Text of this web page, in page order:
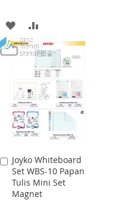
ADD
TO
WISH
LIST
TO
COMPARE
Joyko Whiteboard
Set WBS-10 Papan
Tulis Mini Set
Magnet
Add
to
Cart